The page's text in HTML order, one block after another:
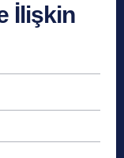
İlişkin